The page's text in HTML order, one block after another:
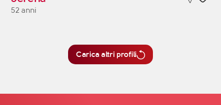
52 anni
Carica altri profili